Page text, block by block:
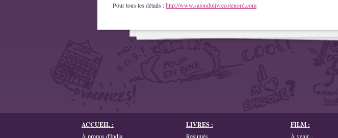
Pour tous les détails :http://www.salondulivrecotenord.com
ACCUEIL :
À propos d'India
LIVRES :
Résumés
FILM :
À venir...